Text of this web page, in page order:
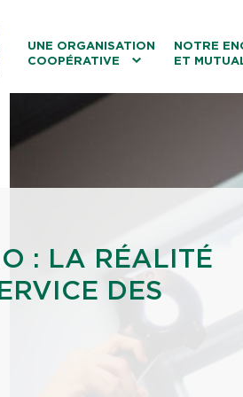
UNE ORGANISATION
COOPÉRATIVE
Caisses Locales
NOTRE
ET
: LA RÉALITÉ
DES